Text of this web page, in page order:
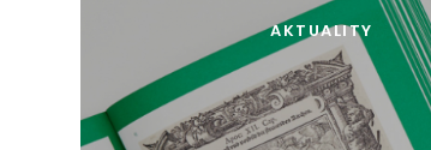
AKTUALITY